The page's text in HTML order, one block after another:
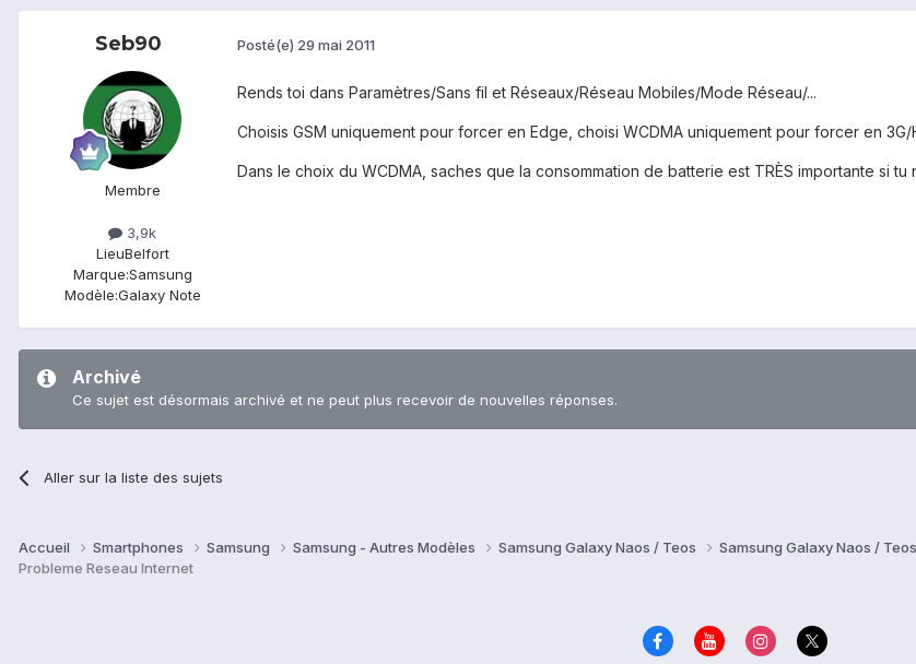
Seb90
Membre
3,9k
LieuBelfort
Marque:Samsung
Modèle:Galaxy Note
Posté(e) 29 mai 2011
Rends toi dans Paramètres/Sans fil et Réseaux/Réseau Mobiles/Mode Réseau/...
Choisis GSM uniquement pour forcer en Edge, choisi WCDMA uniquement pour forcer en 3G/
Dans le choix du WCDMA, saches que la consommation de batterie est TRÈS importante si
Archivé
Ce sujet est désormais archivé et ne peut plus recevoir de nouvelles réponses.
Aller sur la liste des sujets
Accueil Smartphones Samsung Samsung - Autres Modèles Samsung Galaxy Naos / Teos
Samsung Galaxy Naos /
Probleme Reseau Internet